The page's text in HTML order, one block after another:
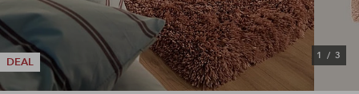
DEAL
1 / 3